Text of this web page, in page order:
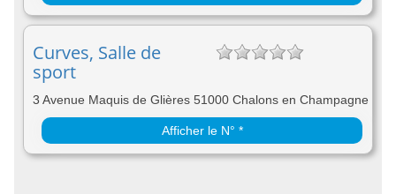
Curves, Salle de
sport
3 Avenue Maquis de Glières 51000 Chalons en Champagne
Afficher le N° *